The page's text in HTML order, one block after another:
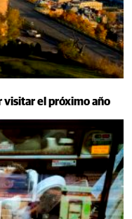
visitar el próximo año